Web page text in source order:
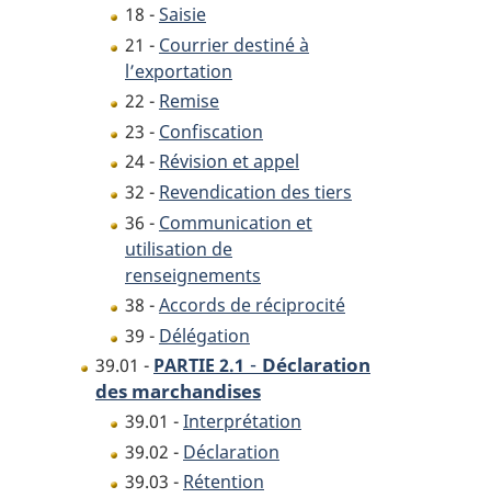
18 -Saisie
21 - Courrier destiné à
l’exportation
22 - Remise
23 - Confiscation
24 - Révision et appel
32 - Revendication des tiers
36 - Communication et
utilisation de
renseignements
38 -Accords de réciprocité
39 - Délégation
39.01 - PARTIE 2.1 - Déclaration
des marchandises
39.01 -Interprétation
39.02 - Déclaration
39.03 - Rétention